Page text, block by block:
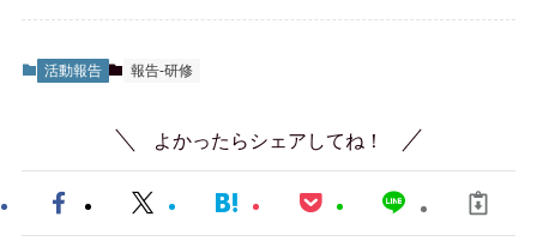
活動報告 報告-研修
よかったらシェアしてね！